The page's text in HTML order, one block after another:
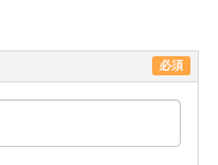
必須